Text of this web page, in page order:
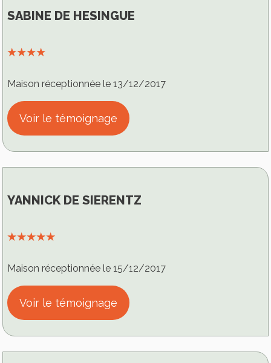
SABINE DE HESINGUE
⭑⭑⭑⭑
Maison réceptionnée le 13/12/2017
Voir le témoignage
YANNICK DE SIERENTZ
⭑⭑⭑⭑⭑
Maison réceptionnée le 15/12/2017
Voir le témoignage